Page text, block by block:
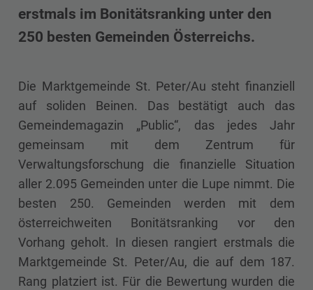
erstmals im Bonitätsranking unter den
250 besten Gemeinden Österreichs.
Die Marktgemeinde St. Peter/Au steht finanziell
auf soliden Beinen. Das bestätigt auch das
Gemeindemagazin „Public“, das jedes Jahr
gemeinsam mit dem Zentrum für
Verwaltungsforschung die finanzielle Situation
aller 2.095 Gemeinden unter die Lupe nimmt. Die
besten 250. Gemeinden werden mit dem
österreichweiten Bonitätsranking vor den
Vorhang geholt. In diesen rangiert erstmals die
Marktgemeinde St. Peter/Au, die auf dem 187.
Rang platziert ist. Für die Bewertung wurden die